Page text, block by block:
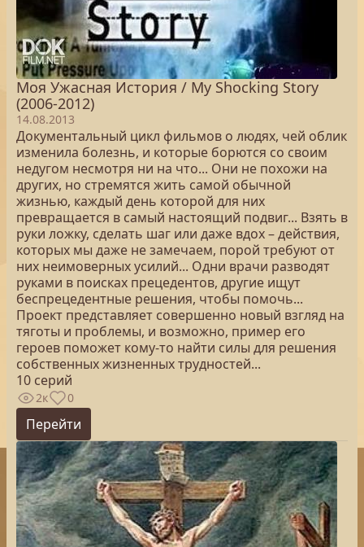
Моя Ужасная История / My Shocking Story
(2006-2012)
14.08.2013
Документальный цикл фильмов о людях, чей облик
изменила болезнь, и которые борются со своим
недугом несмотря ни на что... Они не похожи на
других, но стремятся жить самой обычной
жизнью, каждый день которой для них
превращается в самый настоящий подвиг... Взять в
руки ложку, сделать шаг или даже вдох – действия,
которых мы даже не замечаем, порой требуют от
них неимоверных усилий... Одни врачи разводят
руками в поисках прецедентов, другие ищут
беспрецедентные решения, чтобы помочь...
Проект представляет совершенно новый взгляд на
тяготы и проблемы, и возможно, пример его
героев поможет кому-то найти силы для решения
собственных жизненных трудностей...
10 серий
2к 0
Перейти